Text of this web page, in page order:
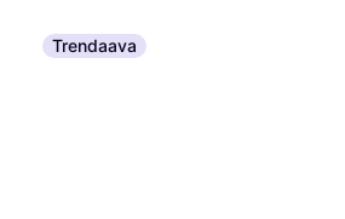
Trendaava